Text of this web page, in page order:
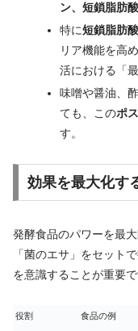
ン、短鎖脂肪酸
特に短鎖脂肪酸
リア機能を高
活における「
味噌や醤油、
ても、このポ
す。
効果を最大化す
発酵食品のパワーを最
「菌のエサ」をセット
を意識することが重要で
役割 食品の例